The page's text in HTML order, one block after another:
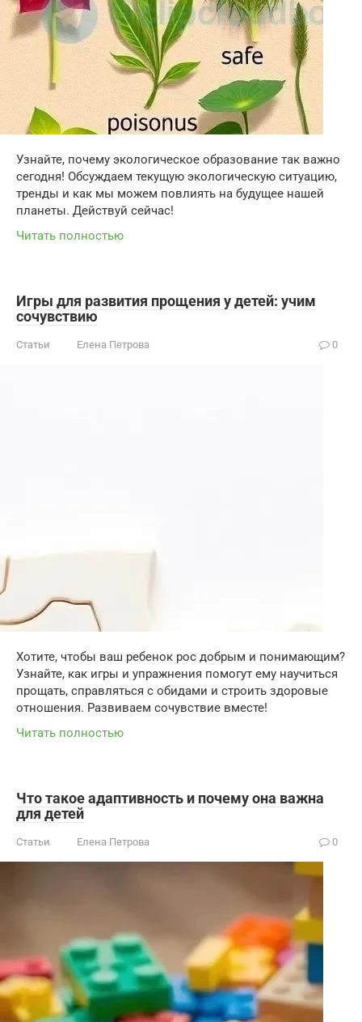
Узнайте, почему экологическое образование так важно
сегодня! Обсуждаем текущую экологическую ситуацию,
тренды и как мы можем повлиять на будущее нашей
планеты. Действуй сейчас!
Читать полностью
Игры для развития прощения у детей: учим
сочувствию
Статьи Елена Петрова 0
Хотите, чтобы ваш ребенок рос добрым и понимающим?
Узнайте, как игры и упражнения помогут ему научиться
прощать, справляться с обидами и строить здоровые
отношения. Развиваем сочувствие вместе!
Читать полностью
Что такое адаптивность и почему она важна
для детей
Статьи Елена Петрова 0